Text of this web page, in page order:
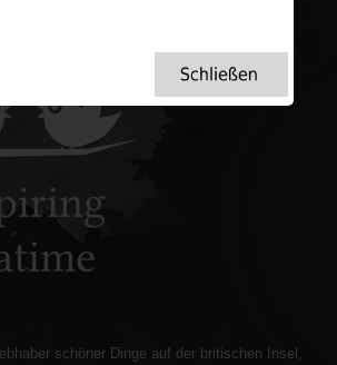
schöner Dinge auf der britischen Insel,